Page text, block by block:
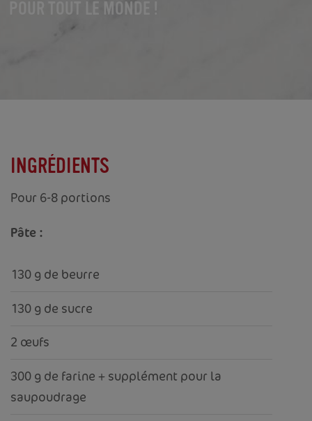
POUR TOUT LE MONDE !
INGRÉDIENTS
Pour 6-8 portions
Pâte :
130 g de beurre
130 g de sucre
2 œufs
300 g de farine + supplément pour la
saupoudrage